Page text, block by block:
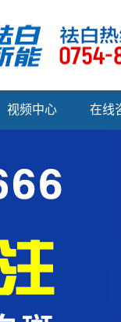
视频中心 在线